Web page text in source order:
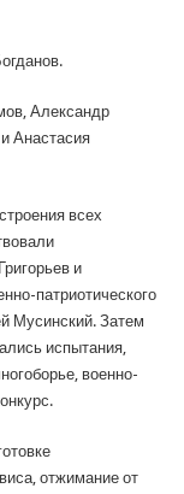
Александр
Анастасия
всех
и
патриотического
Мусинский. Затем
испытания,
военно-
отжимание от